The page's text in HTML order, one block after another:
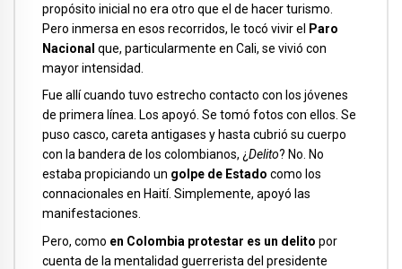
propósito inicial no era otro que el de hacer turismo.
Pero inmersa en esos recorridos, le tocó vivir el Paro
Nacional que, particularmente en Cali, se vivió con
mayor intensidad.
Fue allí cuando tuvo estrecho contacto con los jóvenes
de primera línea. Los apoyó. Se tomó fotos con ellos. Se
puso casco, careta antigases y hasta cubrió su cuerpo
con la bandera de los colombianos, ¿Delito? No. No
estaba propiciando un golpe de Estado como los
connacionales en Haití. Simplemente, apoyó las
manifestaciones.
Pero, como en Colombia protestar es un delito por
cuenta de la mentalidad guerrerista del presidente